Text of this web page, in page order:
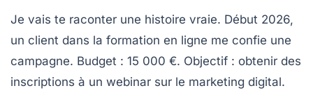
Je vais te raconter une histoire vraie. Début 2026,
un client dans la formation en ligne me confie une
campagne. Budget : 15 000 €. Objectif : obtenir des
inscriptions à un webinar sur le marketing digital.